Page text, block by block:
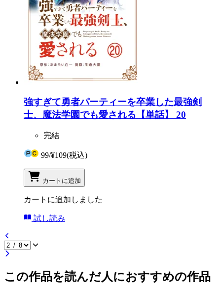
強すぎて勇者パーティーを卒業した最強剣
士、魔法学園でも愛される【単話】 20
完結
99/¥109(税込)
カートに追加
カートに追加しました
試し読み
この作品を読んだ人におすすめの作品